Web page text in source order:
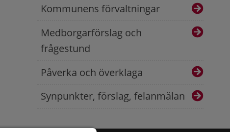
Kommunens förvaltningar
Medborgarförslag och
frågestund
Påverka och överklaga
Synpunkter, förslag, felanmälan